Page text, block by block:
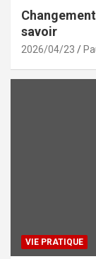
savoir
2026/04/23
VIE PRATIQUE